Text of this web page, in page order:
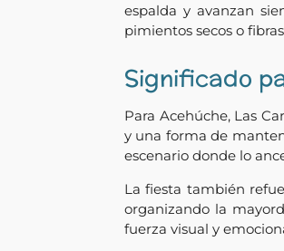
espalda y avanzan
pimientos secos o
Significado
Para Acehúche, Las
y una forma de
escenario donde lo
La fiesta también
organizando la
fuerza visual y